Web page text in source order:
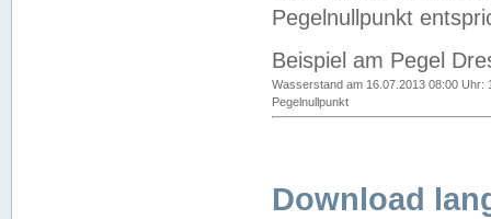
Pegelnullpunkt
Beispiel am Pegel
Wasserstand am 16.07.2013 08:00 Uhr:
Pegelnullpunkt
Download